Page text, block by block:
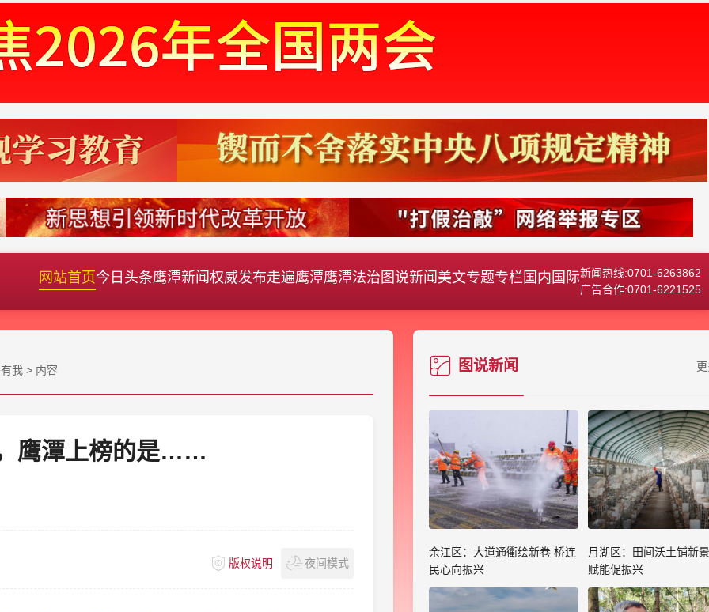
网站首页今日头条鹰潭新闻 权威发布走遍鹰潭鹰潭法治 图说新闻 美文专题专栏 国内国际新闻热线:0701-6263862
广告合作:0701-6221525
我 > 内容
鹰潭上榜的是……
版权说明 夜间模式
图说新闻
余江区：大道通衢绘新卷 桥连
民心向振兴
月湖区：田间沃土铺新
赋能促振兴